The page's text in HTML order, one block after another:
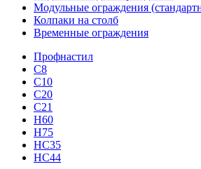
Модульные ограждения
Колпаки на столб
Временные ограждения
Профнастил
С8
С10
С20
С21
H60
H75
HС35
НС44